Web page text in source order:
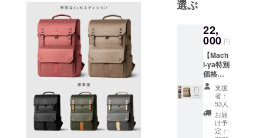
ター・ソト
Soto）に
よって設立
されたプレ
ミアムトラ
ベルアクセ
サリー・ス
タートアッ
選ぶ
22,
000 円
【Mach
i-ya特別
価格
17%OF
F ブッ
クバッ
グ
（Book
bag）
支援
者：
53人
お届
け予
定：